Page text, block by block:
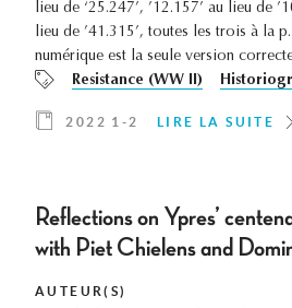
lieu de ‘25.247’, ’12.157’ au lieu de
lieu de ’41.315’, toutes les trois à la
numérique est la seule version
Resistance (WW II)
2022 1-2 LIRE LA SUITE
Reflections on Ypres’
with Piet Chielens and
AUTEUR(S)